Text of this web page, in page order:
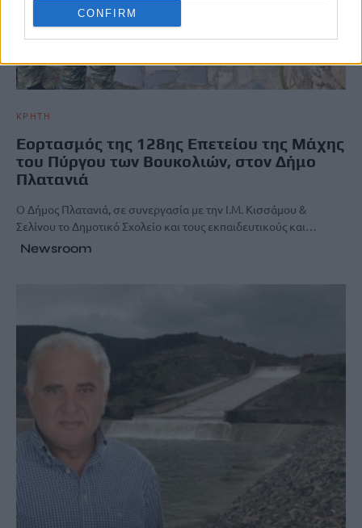
CONFIRM
ΚΡΗΤΗ
Εορτασμός της 128ης Επετείου της Μάχης
του Πύργου των Βουκολιών, στον Δήμο
Πλατανιά
Ο Δήμος Πλατανιά, σε συνεργασία με την Ι.Μ. Κισσάμου &
Σελίνου το Δημοτικό Σχολείο και τους εκπαιδευτικούς και…
Newsroom